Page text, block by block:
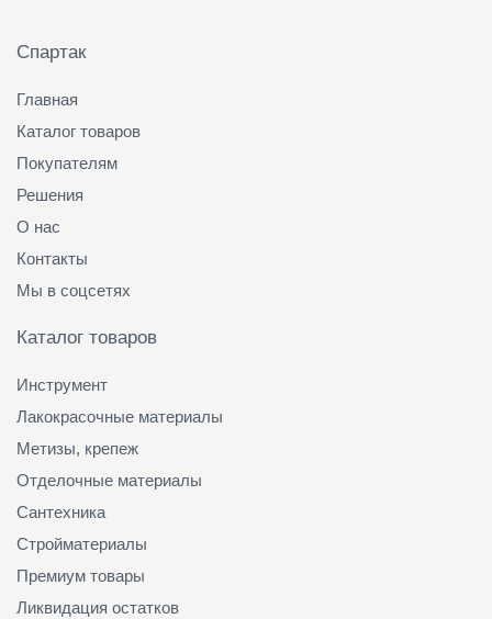
Спартак
Главная
Каталог товаров
Покупателям
Решения
О нас
Контакты
Мы в соцсетях
Каталог товаров
Инструмент
Лакокрасочные материалы
Метизы, крепеж
Отделочные материалы
Сантехника
Стройматериалы
Премиум товары
Ликвидация остатков